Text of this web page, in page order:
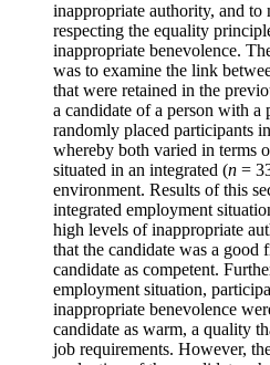
inappropriate authority, and to
respecting the equality
inappropriate benevolence.
was to examine the link
that were retained in the
a candidate of a person with
randomly placed participants
whereby both varied in terms
situated in an integrated (n =
environment. Results of this
integrated employment
high levels of inappropriate
that the candidate was a good
candidate as competent.
employment situation,
inappropriate benevolence
candidate as warm, a quality
job requirements. However,